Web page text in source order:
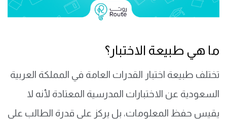
ما هي طبيعة الاختبار؟
تختلف طبيعة اختبار القدرات العامة في المملكة العربية
السعودية عن الاختبارات المدرسية المعتادة لأنه لا
يقيس حفظ المعلومات، بل يركز على قدرة الطالب على